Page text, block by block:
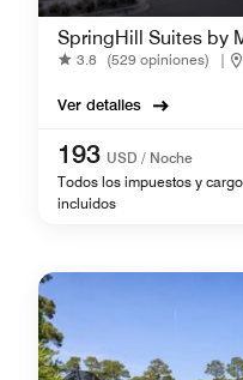
SpringHill Suites by
3.8 (529 opiniones) |
Ver detalles
193 USD / Noche
Todos los impuestos y
incluidos